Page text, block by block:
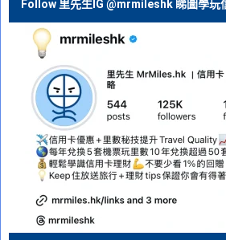
Follow 里先生IG @mrmileshk 睇圖學玩